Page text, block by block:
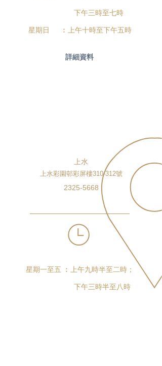
下午三時至七時
星期日 ︰上午十時至下午五時
詳細資料
上水
上水彩園邨彩屏樓310-312號
2325-5668
星期一至五 ︰上午九時半至二時；
下午三時半至八時